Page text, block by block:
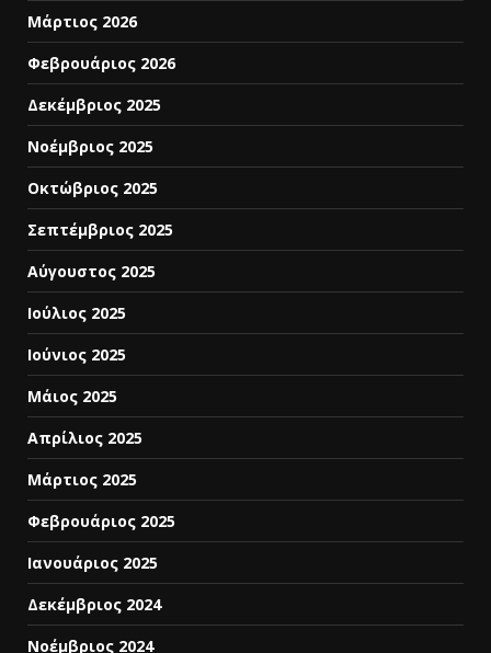
Μάρτιος 2026
Φεβρουάριος 2026
Δεκέμβριος 2025
Νοέμβριος 2025
Οκτώβριος 2025
Σεπτέμβριος 2025
Αύγουστος 2025
Ιούλιος 2025
Ιούνιος 2025
Μάιος 2025
Απρίλιος 2025
Μάρτιος 2025
Φεβρουάριος 2025
Ιανουάριος 2025
Δεκέμβριος 2024
Νοέμβριος 2024